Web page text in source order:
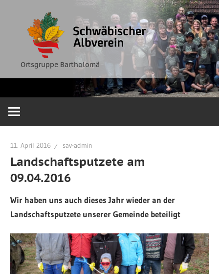
springen
Ortsgruppe Bartholomä
Albverein
Ortsgruppe
Bartholomä
11. April 2016 sav-admin
Landschaftsputzete am
09.04.2016
Wir haben uns auch dieses Jahr wieder an der
Landschaftsputzete unserer Gemeinde beteiligt